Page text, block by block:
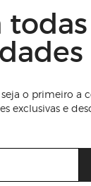
o primeiro a
exclusivas e